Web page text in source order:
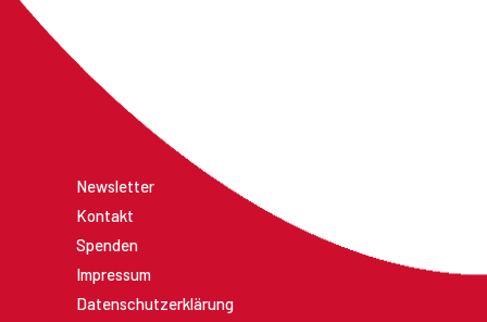
Newsletter
Kontakt
Spenden
Impressum
Datenschutzerklärung